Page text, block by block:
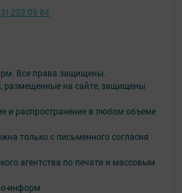
Все права защищены.
на сайте, защищены
и распространение в любом объеме
только с письменного согласия
агентства по печати и массовым
информ
222 09 84